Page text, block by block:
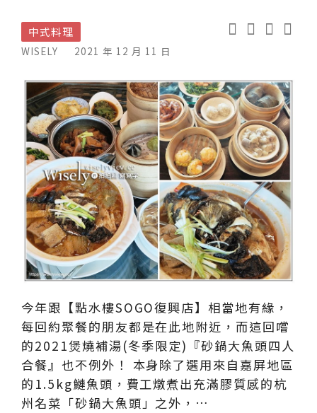
中式料理
WISELY 2021 年 12 月 11 日
今年跟【點水樓SOGO復興店】相當地有緣，
每回約聚餐的朋友都是在此地附近，而這回嚐
的2021煲燒補湯(冬季限定)『砂鍋大魚頭四人
合餐』也不例外！ 本身除了選用來自嘉屏地區
的1.5kg鰱魚頭，費工燉煮出充滿膠質感的杭
州名菜「砂鍋大魚頭」之外，…